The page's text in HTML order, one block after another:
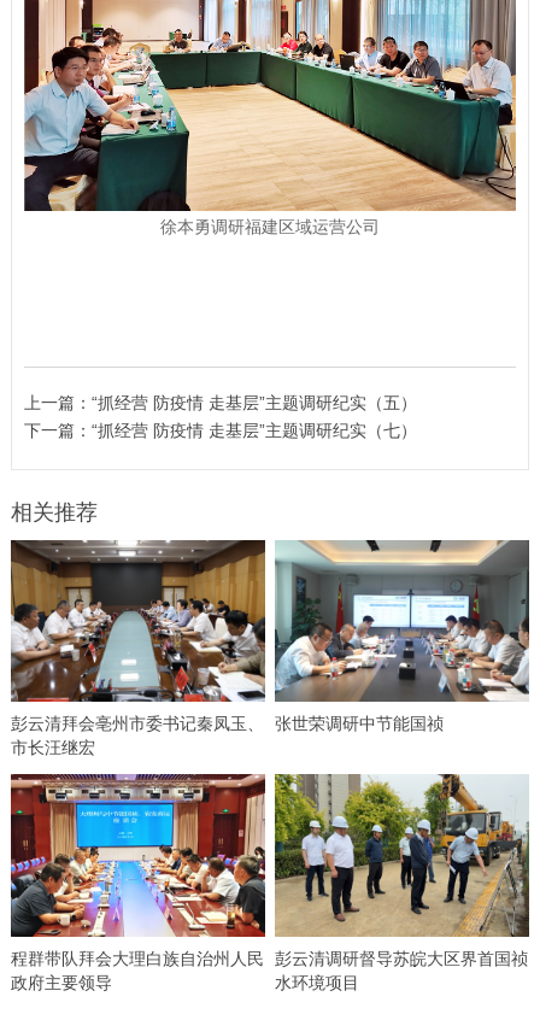
徐本勇调研福建区域运营公司
上一篇： “抓经营 防疫情 走基层”主题调研纪实（五）
下一篇： “抓经营 防疫情​ 走基层”主题调研纪实（七）
相关推荐
彭云清拜会亳州市委书记秦凤玉、
市长汪继宏
张世荣调研中节能国祯
程群带队拜会大理白族自治州人民
政府主要领导
彭云清调研督导苏皖大区界首国祯
水环境项目